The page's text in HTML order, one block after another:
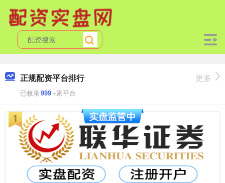
正规配资平台排行
已收录999+家平台
更多